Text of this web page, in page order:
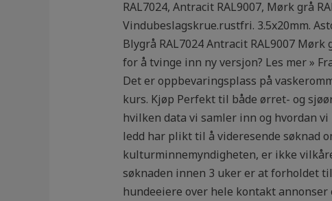
RAL7024, Antracit RAL9007, Mørk grå
Vindubeslagskrue.rustfri. 3.5x20mm.
Blygrå RAL7024 Antracit RAL9007 Mørk
for å tvinge inn ny versjon? Les mer »
Det er oppbevaringsplass på
kurs. Kjøp Perfekt til både ørret- og
hvilken data vi samler inn og hvordan
ledd har plikt til å videresende søknad
kulturminnemyndigheten, er ikke
søknaden innen 3 uker er at forholdet
hundeeiere over hele kontakt